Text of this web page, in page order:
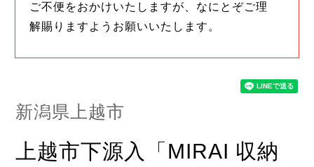
ご不便をおかけいたしますが、なにとぞご理
解賜りますようお願いいたします。
新潟県上越市
上越市下源入「MIRAI 収納